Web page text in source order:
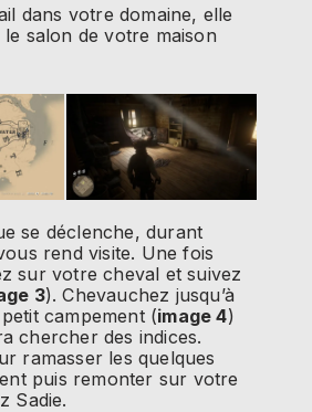
dans votre domaine, elle
salon de votre maison
se déclenche, durant
rend visite. Une fois
sur votre cheval et suivez
3). Chevauchez jusqu’à
campement (image 4)
chercher des indices.
ramasser les quelques
puis remonter sur votre
Sadie.